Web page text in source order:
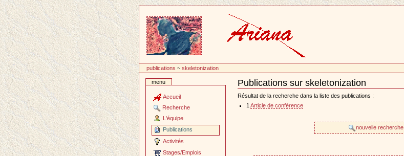
contenu
publications ~skeletonization
menu
Accueil
Recherche
L'équipe
Publications
Activités
Stages/Emplois
Publications sur skeletonization
Document
Actions
Résultat de la recherche dans la liste des publications :
1 Article de conférence
nouvelle recherche